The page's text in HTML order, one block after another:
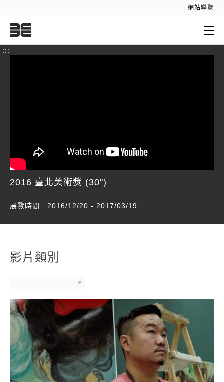
網站導覽
:::
2016 臺北美術獎 (30")
展覽時間 : 2016/12/20 - 2017/03/19
影片類別